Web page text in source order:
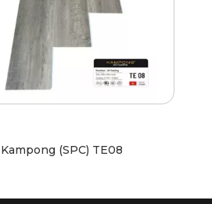
(SPC) TE08